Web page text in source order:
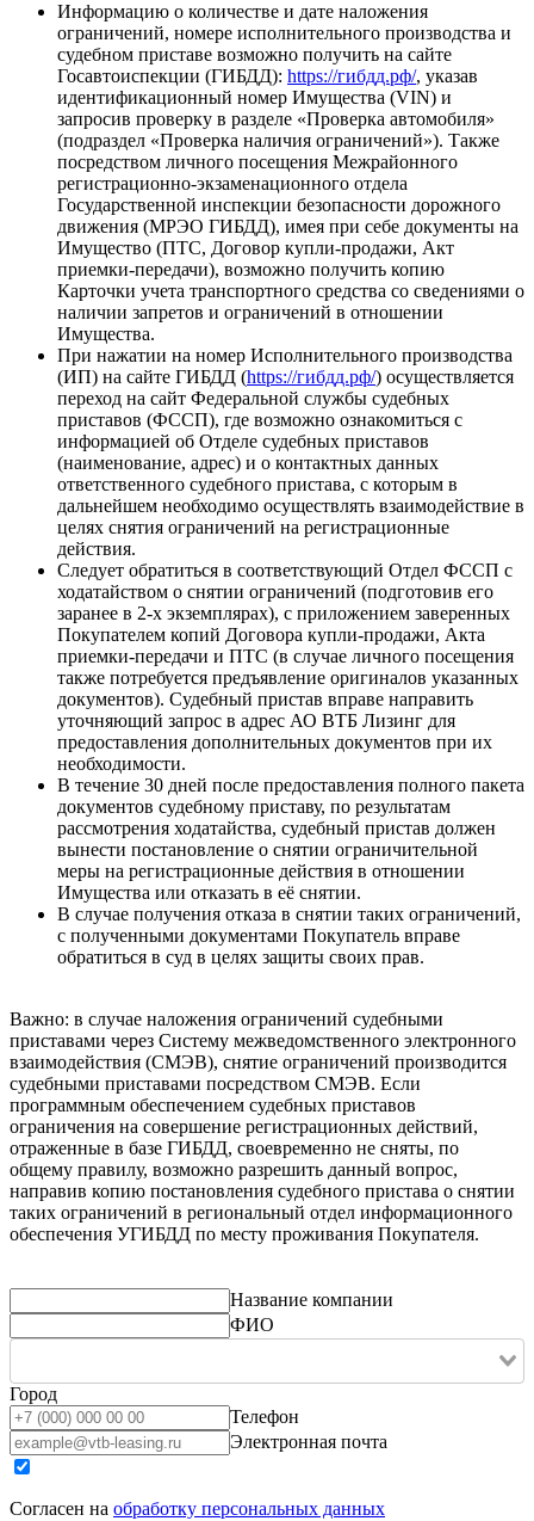
Информацию о количестве и дате наложения
ограничений, номере исполнительного производства и
судебном приставе возможно получить на сайте
Госавтоиспекции (ГИБДД): https://гибдд.рф/, указав
идентификационный номер Имущества (VIN) и
запросив проверку в разделе «Проверка автомобиля»
(подраздел «Проверка наличия ограничений»). Также
посредством личного посещения Межрайонного
регистрационно-экзаменационного отдела
Государственной инспекции безопасности дорожного
движения (МРЭО ГИБДД), имея при себе документы на
Имущество (ПТС, Договор купли-продажи, Акт
приемки-передачи), возможно получить копию
Карточки учета транспортного средства со сведениями о
наличии запретов и ограничений в отношении
Имущества.
При нажатии на номер Исполнительного производства
(ИП) на сайте ГИБДД (https://гибдд.рф/) осуществляется
переход на сайт Федеральной службы судебных
приставов (ФССП), где возможно ознакомиться с
информацией об Отделе судебных приставов
(наименование, адрес) и о контактных данных
ответственного судебного пристава, с которым в
дальнейшем необходимо осуществлять взаимодействие в
целях снятия ограничений на регистрационные
действия.
Следует обратиться в соответствующий Отдел ФССП с
ходатайством о снятии ограничений (подготовив его
заранее в 2-х экземплярах), с приложением заверенных
Покупателем копий Договора купли-продажи, Акта
приемки-передачи и ПТС (в случае личного посещения
также потребуется предъявление оригиналов указанных
документов). Судебный пристав вправе направить
уточняющий запрос в адрес АО ВТБ Лизинг для
предоставления дополнительных документов при их
необходимости.
В течение 30 дней после предоставления полного пакета
документов судебному приставу, по результатам
рассмотрения ходатайства, судебный пристав должен
вынести постановление о снятии ограничительной
меры на регистрационные действия в отношении
Имущества или отказать в её снятии.
В случае получения отказа в снятии таких ограничений,
с полученными документами Покупатель вправе
обратиться в суд в целях защиты своих прав.
Важно: в случае наложения ограничений судебными
приставами через Систему межведомственного электронного
взаимодействия (СМЭВ), снятие ограничений производится
судебными приставами посредством СМЭВ. Если
программным обеспечением судебных приставов
ограничения на совершение регистрационных действий,
отраженные в базе ГИБДД, своевременно не сняты, по
общему правилу, возможно разрешить данный вопрос,
направив копию постановления судебного пристава о снятии
таких ограничений в региональный отдел информационного
обеспечения УГИБДД по месту проживания Покупателя.
Название компании
ФИО
Город
Телефон
Электронная почта
Согласен на обработку персональных данных